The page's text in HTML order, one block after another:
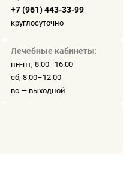
+7 (961) 443-33-99
круглосуточно
Лечебные кабинеты:
пн-пт, 8:00–16:00
сб, 8:00–12:00
вс — выходной